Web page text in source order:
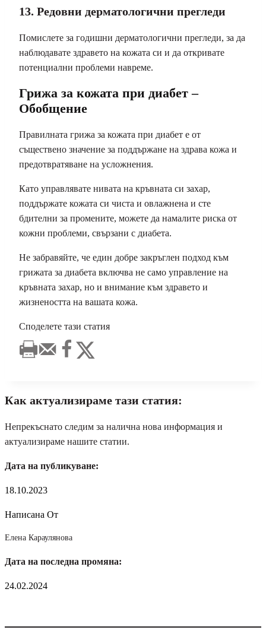
13. Редовни дерматологични прегледи
Помислете за годишни дерматологични прегледи, за да
наблюдавате здравето на кожата си и да откривате
потенциални проблеми навреме.
Грижа за кожата при диабет –
Обобщение
Правилната грижа за кожата при диабет е от
съществено значение за поддържане на здрава кожа и
предотвратяване на усложнения.
Като управлявате нивата на кръвната си захар,
поддържате кожата си чиста и овлажнена и сте
бдителни за промените, можете да намалите риска от
кожни проблеми, свързани с диабета.
Не забравяйте, че един добре закръглен подход към
грижата за диабета включва не само управление на
кръвната захар, но и внимание към здравето и
жизнеността на вашата кожа.
Споделете тази статия
Как актуализираме тази статия:
Непрекъснато следим за налична нова информация и
актуализираме нашите статии.
Дата на публикуване:
18.10.2023
Написана От
Елена Караулянова
Дата на последна промяна:
24.02.2024